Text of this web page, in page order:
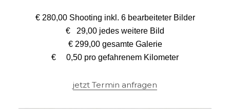
€ 280,00 Shooting inkl. 6 bearbeiteter Bilder
€ 29,00 jedes weitere Bild
€ 299,00 gesamte Galerie
€ 0,50 pro gefahrenem Kilometer
jetzt Termin anfragen